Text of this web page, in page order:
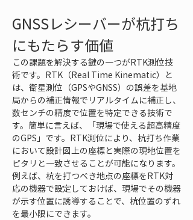
GNSSレシーバーが杭打ち
にもたらす価値
この課題を解決する鍵の一つがRTK測位技
術です。RTK（Real Time Kinematic）と
は、衛星測位（GPSやGNSS）の誤差を基地
局からの補正情報でリアルタイムに補正し、
数センチの精度で位置を特定できる技術で
す。簡単に言えば、「現場で使える超高精度
のGPS」です。RTK測位により、杭打ち作業
において設計図上の座標と実際の現地位置を
ピタリと一致させることが可能になります。
例えば、杭を打つべき地点の座標をRTK対
応の機器で設定しておけば、現場でその機器
が示す位置に誘導することで、杭位置のずれ
を最小限にできます。